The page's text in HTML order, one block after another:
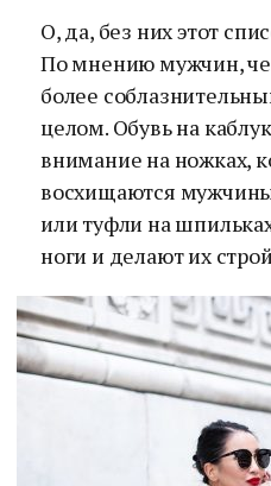
О, да, без них этот
По мнению мужчин,
более
целом. Обувь на
внимание на ножках,
восхищаются
или туфли на
ноги и делают их